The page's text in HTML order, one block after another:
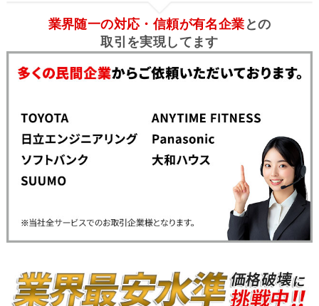
業界随一の対応・信頼が有名企業 との
取引を実現してます